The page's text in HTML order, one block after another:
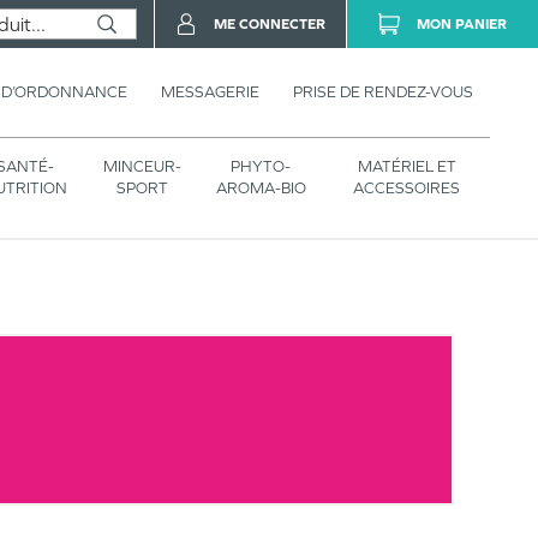
MESSAGERIE PRISE DE RENDEZ-VOUS
MINCEUR-
SPORT
PHYTO-
AROMA-BIO
MATÉRIEL ET
ACCESSOIRES
ME CONNECTER MON PANIER